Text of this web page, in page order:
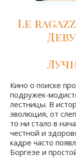
Le
Кино о поиске
подружек-
лестницы. В
эволюция, от
то ни стало в
честной и
кадре часто
Боргезе и